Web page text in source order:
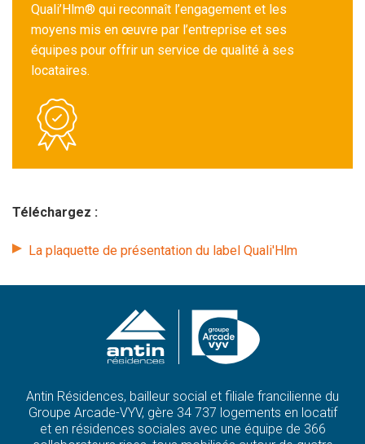
Quali’Hlm® qui reconnaît l’engagement et les
moyens mis en œuvre par l’entreprise et ses
équipes pour offrir un service de qualité à ses
locataires.
Téléchargez :
La plaquette de présentation du label Quali'Hlm
Antin Résidences, bailleur social et filiale francilienne du
Groupe Arcade-VYV, gère 34 737 logements en locatif
et en résidences sociales avec une équipe de 366